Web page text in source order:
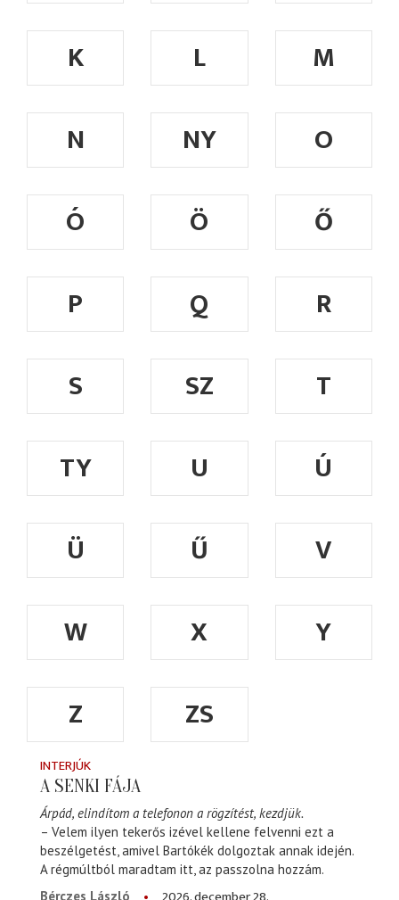
K
L
M
N
NY
O
Ó
Ö
Ő
P
Q
R
S
SZ
T
TY
U
Ú
Ü
Ű
V
W
X
Y
Z
ZS
INTERJÚK
A SENKI FÁJA
Árpád, elindítom a telefonon a rögzítést, kezdjük.
– Velem ilyen tekerős izével kellene felvenni ezt a
beszélgetést, amivel Bartókék dolgoztak annak idején.
A régmúltból maradtam itt, az passzolna hozzám.
Bérczes László